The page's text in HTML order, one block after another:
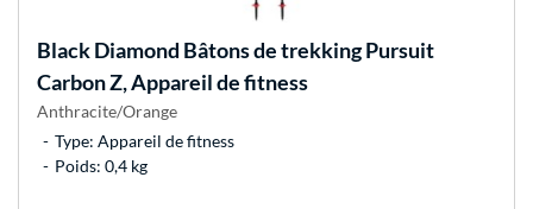
Black Diamond Bâtons de trekking Pursuit
Carbon Z, Appareil de fitness
Anthracite/Orange
Type: Appareil de fitness
Poids: 0,4 kg